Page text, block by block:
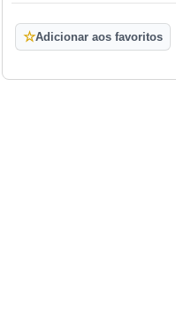
☆Adicionar aos favoritos